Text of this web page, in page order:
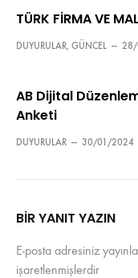
TÜRK FİRMA VE
DUYURULAR, GÜNCEL —
AB Dijital
Anketi
DUYURULAR — 30/01/2024
BIR YANIT YAZIN
E-posta adresiniz
işaretlenmişlerdir